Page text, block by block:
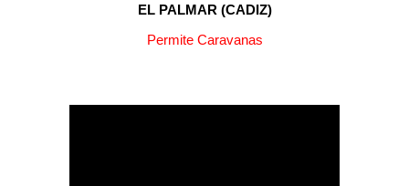
EL PALMAR(CADIZ)
Permite Caravanas